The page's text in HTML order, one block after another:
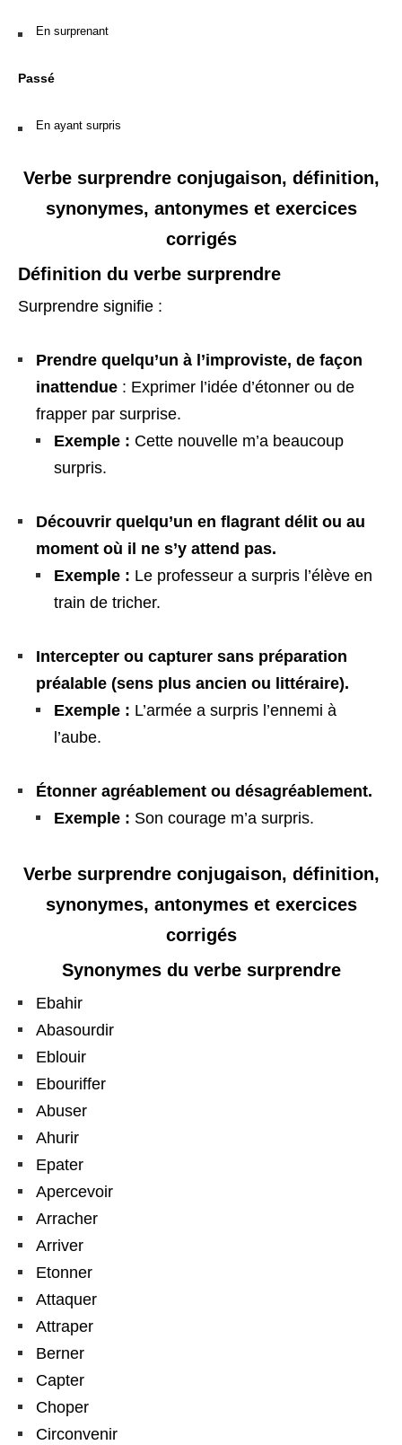
En surprenant
Passé
En ayant surpris
Verbe surprendre conjugaison, définition,
synonymes, antonymes et exercices
corrigés
Définition du verbe surprendre
Surprendre signifie :
Prendre quelqu’un à l’improviste, de façon
inattendue : Exprimer l’idée d’étonner ou de
frapper par surprise.
Exemple : Cette nouvelle m’a beaucoup
surpris.
Découvrir quelqu’un en flagrant délit ou au
moment où il ne s’y attend pas.
Exemple : Le professeur a surpris l’élève en
train de tricher.
Intercepter ou capturer sans préparation
préalable (sens plus ancien ou littéraire).
Exemple : L’armée a surpris l’ennemi à
l’aube.
Étonner agréablement ou désagréablement.
Exemple : Son courage m’a surpris.
Verbe surprendre conjugaison, définition,
synonymes, antonymes et exercices
corrigés
Synonymes du verbe surprendre
Ebahir
Abasourdir
Eblouir
Ebouriffer
Abuser
Ahurir
Epater
Apercevoir
Arracher
Arriver
Etonner
Attaquer
Attraper
Berner
Capter
Choper
Circonvenir